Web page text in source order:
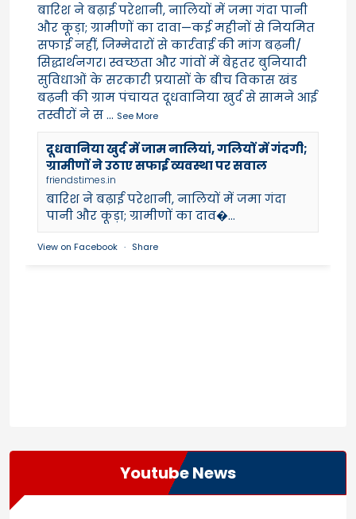
बारिश ने बढ़ाई परेशानी, नालियों में जमा गंदा पानी
और कूड़ा; ग्रामीणों का दावा—कई महीनों से नियमित
सफाई नहीं, जिम्मेदारों से कार्रवाई की मांग बढ़नी/
सिद्धार्थनगर। स्वच्छता और गांवों में बेहतर बुनियादी
सुविधाओं के सरकारी प्रयासों के बीच विकास खंड
बढ़नी की ग्राम पंचायत दूधवानिया खुर्द से सामने आई
तस्वीरों ने स... See More
दूधवानिया खुर्द में जाम नालियां, गलियों में गंदगी;
ग्रामीणों ने उठाए सफाई व्यवस्था पर सवाल
friendstimes.in
बारिश ने बढ़ाई परेशानी, नालियों में जमा गंदा
पानी और कूड़ा; ग्रामीणों का दाव�...
View on Facebook · Share
Youtube News